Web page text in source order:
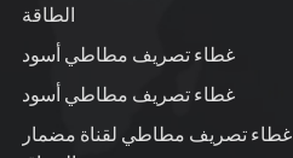
الطاقة
غطاء تصريف مطاطي أسود
غطاء تصريف مطاطي أسود
غطاء تصريف مطاطي لقناة مضمار